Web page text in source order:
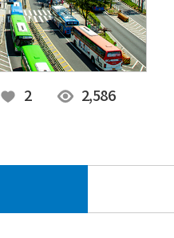
2 2,586